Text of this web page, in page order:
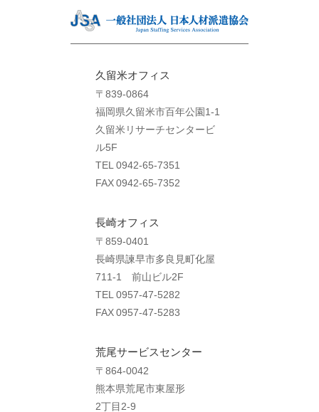
久留米オフィス
〒839-0864
福岡県久留米市百年公園1-1
久留米リサーチセンタービ
ル5F
TEL 0942-65-7351
FAX 0942-65-7352
長崎オフィス
〒859-0401
長崎県諫早市多良見町化屋
711-1 前山ビル2F
TEL 0957-47-5282
FAX 0957-47-5283
荒尾サービスセンター
〒864-0042
熊本県荒尾市東屋形
2丁目2-9